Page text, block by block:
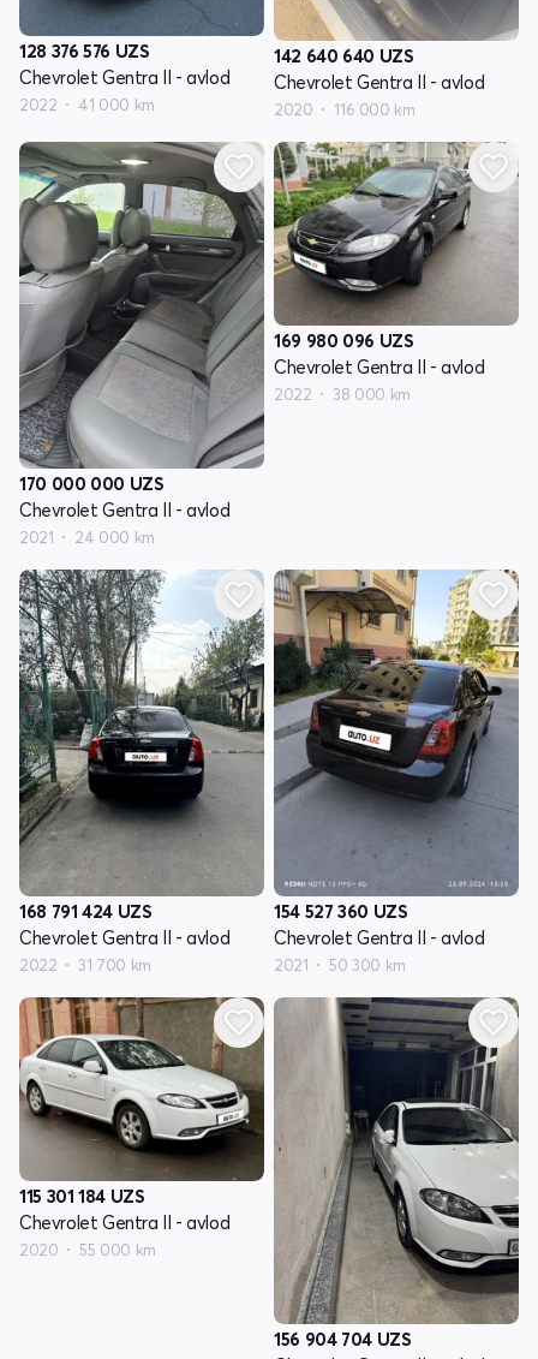
128 376 576 UZS
Chevrolet Gentra II - avlod
2022 41 000 km
142 640 640 UZS
Chevrolet Gentra II - avlod
2020 116 000 km
170 000 000 UZS
Chevrolet Gentra II - avlod
2021 24 000 km
169 980 096 UZS
Chevrolet Gentra II - avlod
2022 38 000 km
168 791 424 UZS
Chevrolet Gentra II - avlod
2022 31 700 km
154 527 360 UZS
Chevrolet Gentra II - avlod
2021 50 300 km
115 301 184 UZS
Chevrolet Gentra II - avlod
2020 55 000 km
156 904 704 UZS